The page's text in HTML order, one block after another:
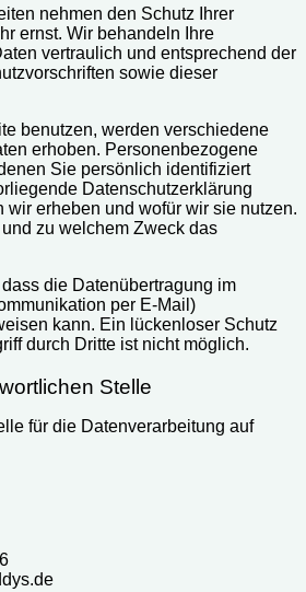
nehmen den Schutz Ihrer
ernst. Wir behandeln Ihre
vertraulich und entsprechend der
sowie dieser
benutzen, werden verschiedene
erhoben. Personenbezogene
Sie persönlich identifiziert
Datenschutzerklärung
wir erheben und wofür wir sie nutzen.
zu welchem Zweck das
die Datenübertragung im
per E-Mail)
kann. Ein lückenloser Schutz
durch Dritte ist nicht möglich.
Stelle
für die Datenverarbeitung auf